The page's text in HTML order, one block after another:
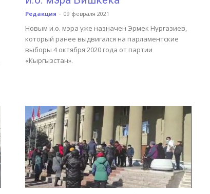
Редакция - 09 февраля 2021
Новым и.о. мэра уже назначен Эрмек Нургазиев,
который ранее выдвигался на парламентские
выборы 4 октября 2020 года от партии
«Кыргызстан».